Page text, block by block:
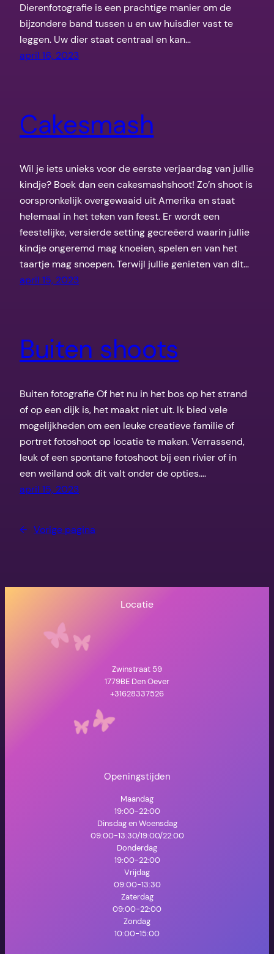
Dierenfotografie is een prachtige manier om de
bijzondere band tussen u en uw huisdier vast te
leggen. Uw dier staat centraal en kan…
april 16, 2023
Cakesmash
Wil je iets unieks voor de eerste verjaardag van jullie
kindje? Boek dan een cakesmashshoot! Zo’n shoot is
oorspronkelijk overgewaaid uit Amerika en staat
helemaal in het teken van feest. Er wordt een
feestelijke, versierde setting gecreëerd waarin jullie
kindje ongeremd mag knoeien, spelen en van het
taartje mag snoepen. Terwijl jullie genieten van dit…
april 15, 2023
Buiten shoots
Buiten fotografie Of het nu in het bos op het strand
of op een dijk is, het maakt niet uit. Ik bied vele
mogelijkheden om een leuke creatieve familie of
portret fotoshoot op locatie te maken. Verrassend,
leuk of een spontane fotoshoot bij een rivier of in
een weiland ook dit valt onder de opties.…
april 15, 2023
← Vorige pagina
Locatie
Zwinstraat 59
1779BE Den Oever
+31628337526
Openingstijden
Maandag
19:00-22:00
Dinsdag en Woensdag
09:00-13:30/19:00/22:00
Donderdag
19:00-22:00
Vrijdag
09:00-13:30
Zaterdag
09:00-22:00
Zondag
10:00-15:00